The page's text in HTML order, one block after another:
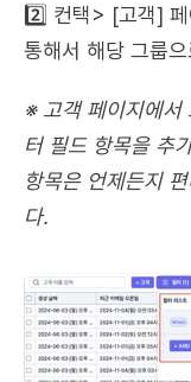
2️⃣ 컨택> [고객]
통해서 해당 그룹
※ 고객 페이지에서
터 필드 항목을 추
항목은 언제든지
다.